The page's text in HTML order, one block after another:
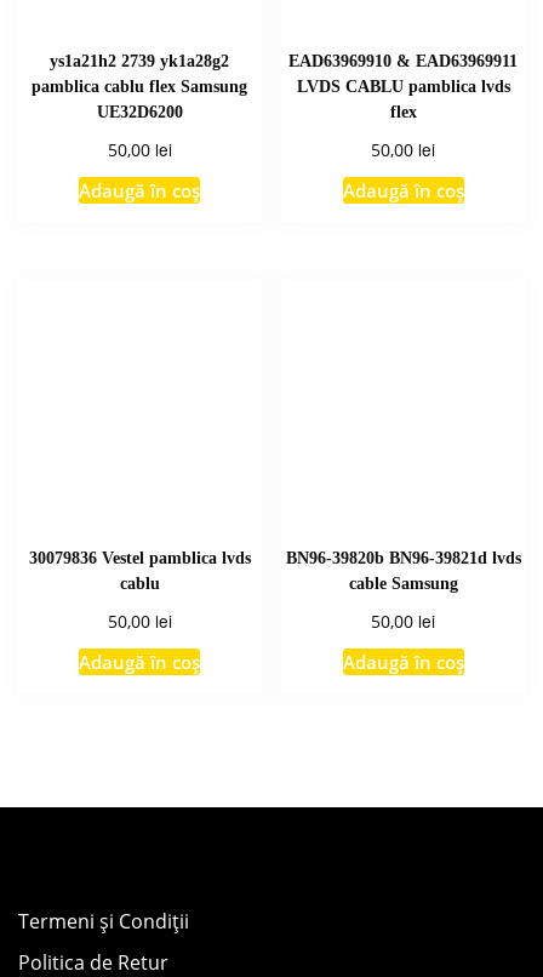
ys1a21h2 2739 yk1a28g2
pamblica cablu flex Samsung
UE32D6200
50,00 lei
Adaugă în coș
EAD63969910 & EAD63969911
LVDS CABLU pamblica lvds
flex
50,00 lei
Adaugă în coș
30079836 Vestel pamblica lvds
cablu
50,00 lei
Adaugă în coș
BN96-39820b BN96-39821d lvds
cable Samsung
50,00 lei
Adaugă în coș
Termeni și Condiții
Politica de Retur